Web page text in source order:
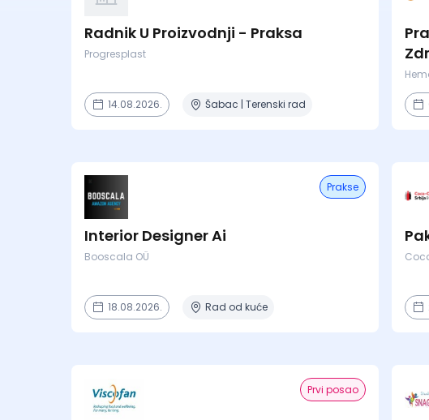
Radnik U Proizvodnji - Praksa
Progresplast
14.08.2026. Šabac | Terenski rad
Prakse
Interior Designer Ai
Booscala OÜ
18.08.2026. Rad od kuće
Prvi posao